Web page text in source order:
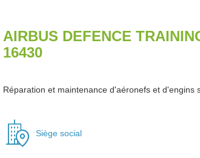
AIRBUS DEFENCE
16430
Réparation et maintenance d'aéronefs et d'engins
Siège social